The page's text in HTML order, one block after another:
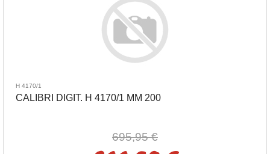
H 4170/1
CALIBRI DIGIT. H 4170/1 MM 200
695,95 €